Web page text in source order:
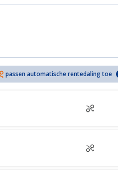
passen automatische rentedaling toe